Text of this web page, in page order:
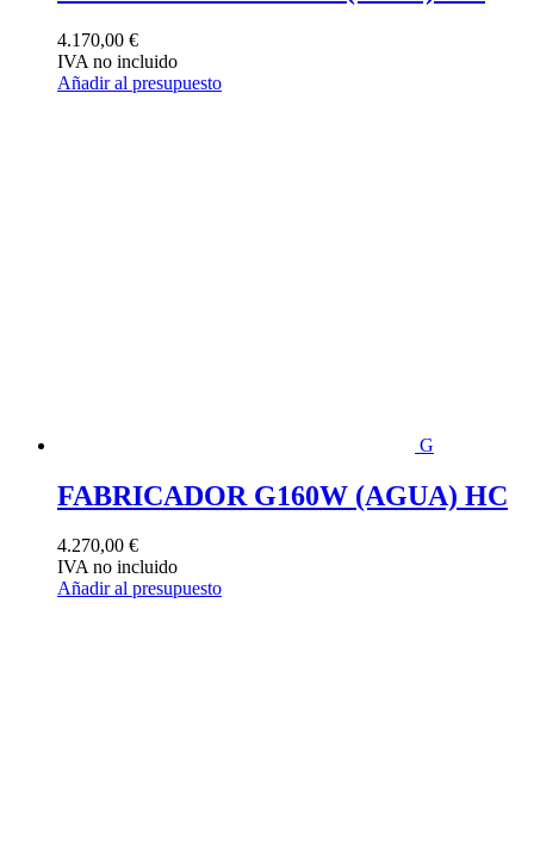
4.170,00 €
IVA no incluido
Añadir al presupuesto
G
FABRICADOR G160W (AGUA) HC
4.270,00 €
IVA no incluido
Añadir al presupuesto